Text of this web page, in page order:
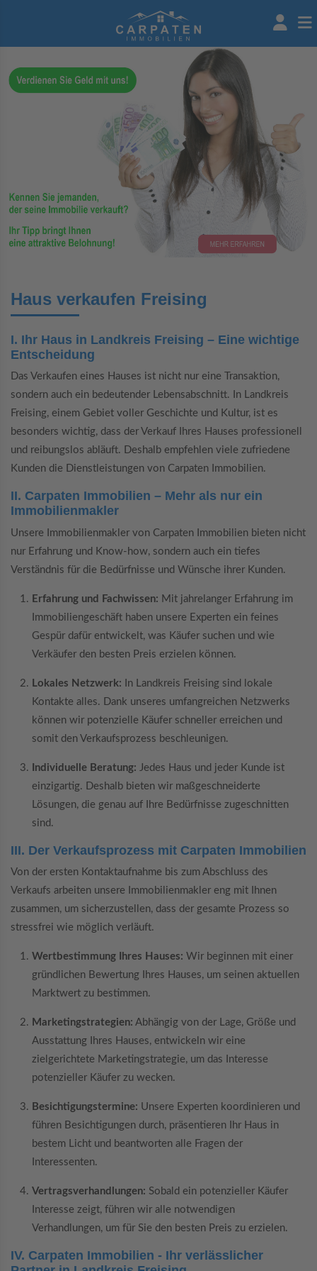
Haus verkaufen Freising
I. Ihr Haus in Landkreis Freising – Eine wichtige
Entscheidung
Das Verkaufen eines Hauses ist nicht nur eine Transaktion,
sondern auch ein bedeutender Lebensabschnitt. In Landkreis
Freising, einem Gebiet voller Geschichte und Kultur, ist es
besonders wichtig, dass der Verkauf Ihres Hauses professionell
und reibungslos abläuft. Deshalb empfehlen viele zufriedene
Kunden die Dienstleistungen von Carpaten Immobilien.
II. Carpaten Immobilien – Mehr als nur ein
Immobilienmakler
Unsere Immobilienmakler von Carpaten Immobilien bieten nicht
nur Erfahrung und Know-how, sondern auch ein tiefes
Verständnis für die Bedürfnisse und Wünsche ihrer Kunden.
Erfahrung und Fachwissen: Mit jahrelanger Erfahrung im
Immobiliengeschäft haben unsere Experten ein feines
Gespür dafür entwickelt, was Käufer suchen und wie
Verkäufer den besten Preis erzielen können.
Lokales Netzwerk: In Landkreis Freising sind lokale
Kontakte alles. Dank unseres umfangreichen Netzwerks
können wir potenzielle Käufer schneller erreichen und
somit den Verkaufsprozess beschleunigen.
Individuelle Beratung: Jedes Haus und jeder Kunde ist
einzigartig. Deshalb bieten wir maßgeschneiderte
Lösungen, die genau auf Ihre Bedürfnisse zugeschnitten
sind.
III. Der Verkaufsprozess mit Carpaten Immobilien
Von der ersten Kontaktaufnahme bis zum Abschluss des
Verkaufs arbeiten unsere Immobilienmakler eng mit Ihnen
zusammen, um sicherzustellen, dass der gesamte Prozess so
stressfrei wie möglich verläuft.
Wertbestimmung Ihres Hauses: Wir beginnen mit einer
gründlichen Bewertung Ihres Hauses, um seinen aktuellen
Marktwert zu bestimmen.
Marketingstrategien: Abhängig von der Lage, Größe und
Ausstattung Ihres Hauses, entwickeln wir eine
zielgerichtete Marketingstrategie, um das Interesse
potenzieller Käufer zu wecken.
Besichtigungstermine: Unsere Experten koordinieren und
führen Besichtigungen durch, präsentieren Ihr Haus in
bestem Licht und beantworten alle Fragen der
Interessenten.
Vertragsverhandlungen: Sobald ein potenzieller Käufer
Interesse zeigt, führen wir alle notwendigen
Verhandlungen, um für Sie den besten Preis zu erzielen.
IV. Carpaten Immobilien - Ihr verlässlicher